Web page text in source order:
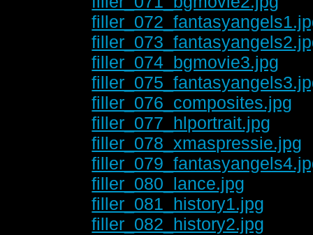
filler_074_bgmovie3.jpg
filler_076_composites.jpg
filler_077_hlportrait.jpg
filler_078_xmaspressie.jpg
filler_080_lance.jpg
filler_081_history1.jpg
filler_082_history2.jpg